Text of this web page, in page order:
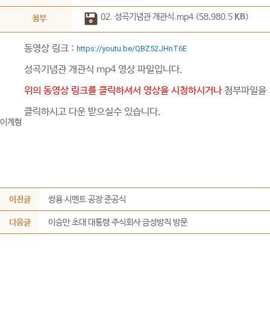
첨부 02. 성곡기념관 개관식.mp4 (58,980.5 KB)
동영상 링크 : https://youtu.be/QBZ52JHnT6E
성곡기념관 개관식 mp4 영상 파일입니다.
위의 동영상 링크를 클릭하셔서 영상을 시청하시거나 첨부파일을
클릭하시고 다운 받으실수 있습니다.
이계형
이전글 쌍용 시멘트 공장 준공식
다음글 이승만 초대 대통령 주식회사 금성방직 방문